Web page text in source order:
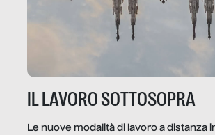
IL LAVORO SOTTOSOPRA
Le nuove modalità di lavoro a distanza